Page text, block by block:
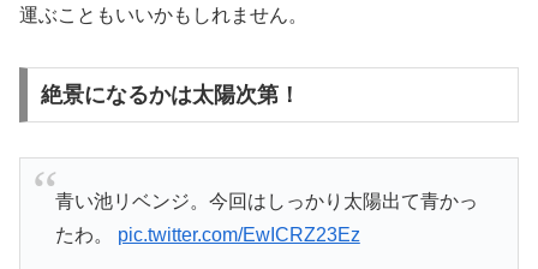
運ぶこともいいかもしれません。
絶景になるかは太陽次第！
青い池リベンジ。今回はしっかり太陽出て青かっ
たわ。 pic.twitter.com/EwICRZ23Ez